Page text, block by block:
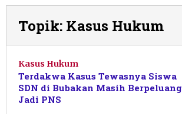
Topik: Kasus Hukum
Kasus Hukum
Terdakwa Kasus Tewasnya Siswa
SDN di Bubakan Masih Berpeluang
Jadi PNS